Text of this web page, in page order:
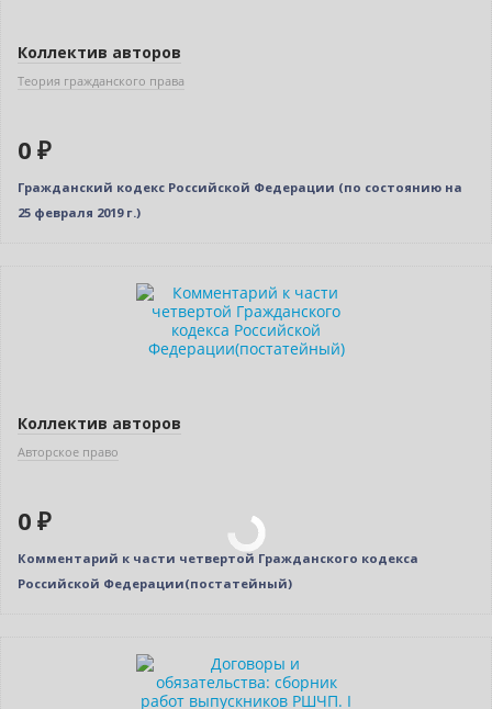
Коллектив авторов
Теория гражданского права
0 ₽
Гражданский кодекс Российской Федерации (по состоянию на
25 февраля 2019 г.)
Коллектив авторов
Авторское право
0 ₽
Комментарий к части четвертой Гражданского кодекса
Российской Федерации(постатейный)